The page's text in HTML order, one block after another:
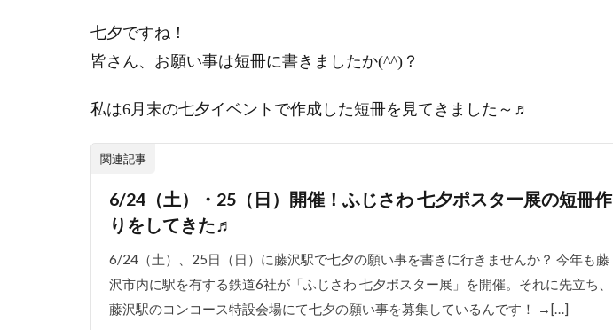
七夕ですね！
皆さん、お願い事は短冊に書きましたか(^^)？
私は6月末の七夕イベントで作成した短冊を見てきました～♬
関連記事
6/24（土）・25（日）開催！ふじさわ 七夕ポスター展の短冊作
りをしてきた♬
6/24（土）、25日（日）に藤沢駅で七夕の願い事を書きに行きませんか？ 今年も藤
沢市内に駅を有する鉄道6社が「ふじさわ 七夕ポスター展」を開催。それに先立ち、
藤沢駅のコンコース特設会場にて七夕の願い事を募集しているんです！ →[…]